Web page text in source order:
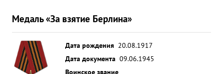
Медаль «За взятие Берлина»
Дата рождения 20.08.1917
Дата документа 09.06.1945
Воинское звание